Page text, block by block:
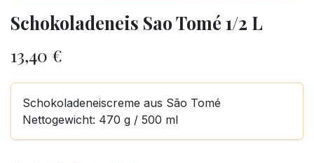
Schokoladeneis Sao Tomé 1/2 L
13,40 €
Schokoladeneiscreme aus São Tomé
Nettogewicht: 470 g / 500 ml